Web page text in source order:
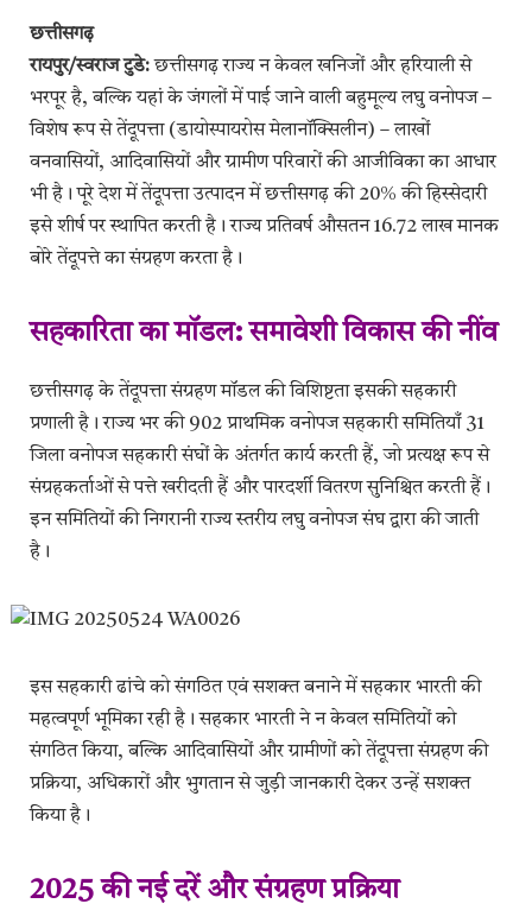
छत्तीसगढ़
रायपुर/स्वराज टुडे:छत्तीसगढ़ राज्य न केवल खनिजों और हरियाली से
भरपूर है, बल्कि यहां के जंगलों में पाई जाने वाली बहुमूल्य लघु वनोपज –
विशेष रूप से तेंदूपत्ता (डायोस्पायरोस मेलानॉक्सिलीन) – लाखों
वनवासियों, आदिवासियों और ग्रामीण परिवारों की आजीविका का आधार
भी है। पूरे देश में तेंदूपत्ता उत्पादन में छत्तीसगढ़ की 20% की हिस्सेदारी
इसे शीर्ष पर स्थापित करती है। राज्य प्रतिवर्ष औसतन 16.72 लाख मानक
बोरे तेंदूपत्ते का संग्रहण करता है।
सहकारिता का मॉडल: समावेशी विकास की नींव
छत्तीसगढ़ के तेंदूपत्ता संग्रहण मॉडल की विशिष्टता इसकी सहकारी
प्रणाली है। राज्य भर की 902 प्राथमिक वनोपज सहकारी समितियाँ 31
जिला वनोपज सहकारी संघों के अंतर्गत कार्य करती हैं, जो प्रत्यक्ष रूप से
संग्रहकर्ताओं से पत्ते खरीदती हैं और पारदर्शी वितरण सुनिश्चित करती हैं।
इन समितियों की निगरानी राज्य स्तरीय लघु वनोपज संघ द्वारा की जाती
है।
इस सहकारी ढांचे को संगठित एवं सशक्त बनाने में सहकार भारती की
महत्वपूर्ण भूमिका रही है। सहकार भारती ने न केवल समितियों को
संगठित किया, बल्कि आदिवासियों और ग्रामीणों को तेंदूपत्ता संग्रहण की
प्रक्रिया, अधिकारों और भुगतान से जुड़ी जानकारी देकर उन्हें सशक्त
किया है।
2025 की नई दरें और संग्रहण प्रक्रिया